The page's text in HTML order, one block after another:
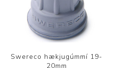
Swereco hækjugúmmí 19-
20mm